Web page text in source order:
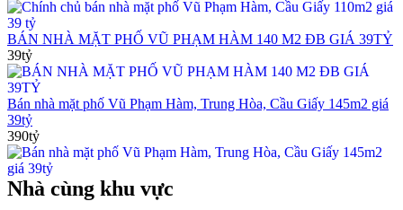
BÁN NHÀ MẶT PHỐ VŨ PHẠM HÀM 140 M2 ĐB GIÁ 39TỶ
39tỷ
Bán nhà mặt phố Vũ Phạm Hàm, Trung Hòa, Cầu Giấy 145m2 giá
39tỷ
390tỷ
Nhà cùng khu vực